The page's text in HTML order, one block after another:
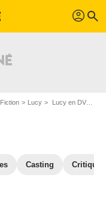
profil search
Lucy Lucy en DVD Blu Ray
Casting